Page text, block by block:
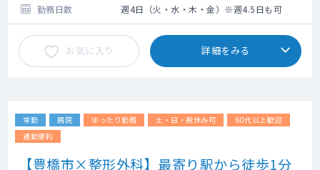
・院内方針の決定
・2ヵ月に1度の理事会（リモート）に出席
勤務日数 週4日（火・水・木・金）※週4.5日も可
お気に入り 詳細をみる
常勤 病院 ゆったり勤務 土・日・祝休み可
60代以上歓迎
通勤便利
【豊橋市×整形外科】最寄り駅から徒歩1分